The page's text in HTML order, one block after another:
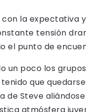
la expectativa
tensión
el punto de
un poco los
que
de Steve